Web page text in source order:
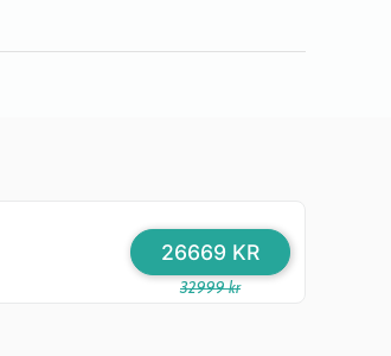
32999 kr
26669 KR